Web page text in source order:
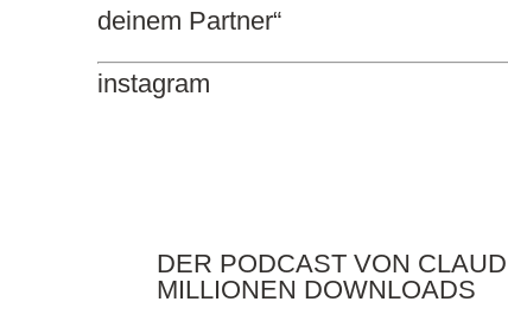
deinem Partner“
instagram
DER PODCAST VON
MILLIONEN DOWNLOADS